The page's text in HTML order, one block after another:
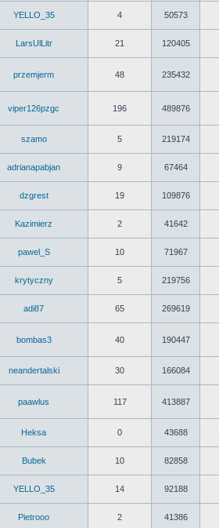
YELLO_35 4 50573
LarsUlLitr 21 120405
przemjerm 48 235432
viper126pzgc 196 489876
szamo 5 219174
adrianapabjan 9 67464
dzgrest 19 109876
Kazimierz 2 41642
pawel_S 10 71967
krytyczny 5 219756
adi87 65 269619
bombas3 40 190447
neandertalski 30 166084
paawlus 117 413887
Heksa 0 43688
Bubek 10 82858
YELLO_35 14 92188
Pietrooo 2 41386